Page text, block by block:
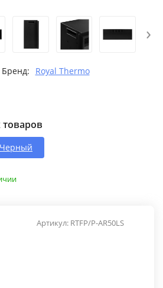
›
Бренд: Royal Thermo
Черный
Артикул: RTFP/P-AR50LS